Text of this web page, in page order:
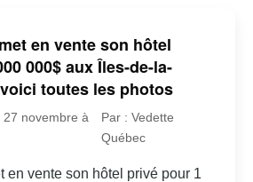
en vente son hôtel
000$ aux Îles-de-la-
toutes les photos
novembre à
Par : Vedette
Québec
en vente son hôtel privé pour 1